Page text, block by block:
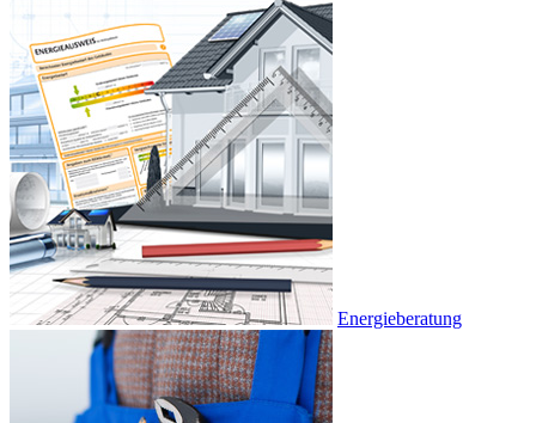
Energieberatung